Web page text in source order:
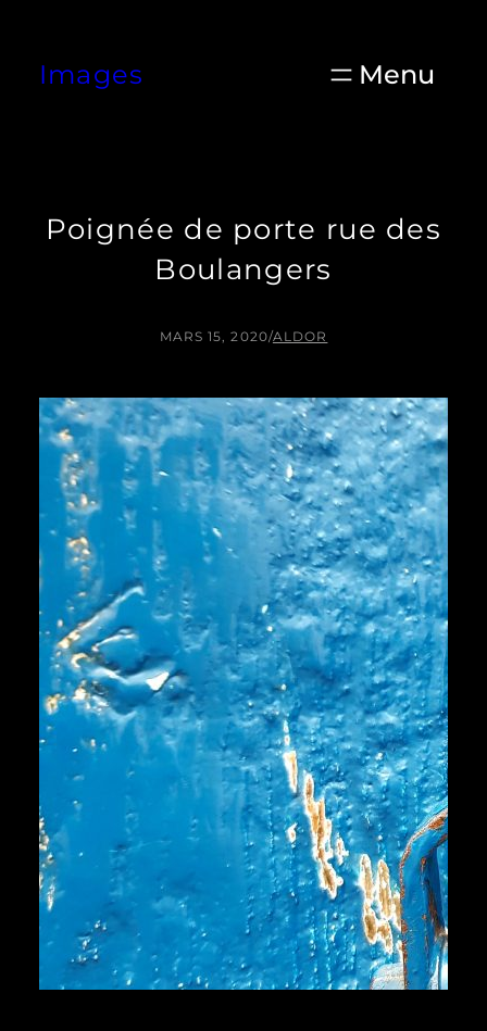
contenu
Images
Poignée de porte rue des
Boulangers
MARS 15, 2020/ALDOR